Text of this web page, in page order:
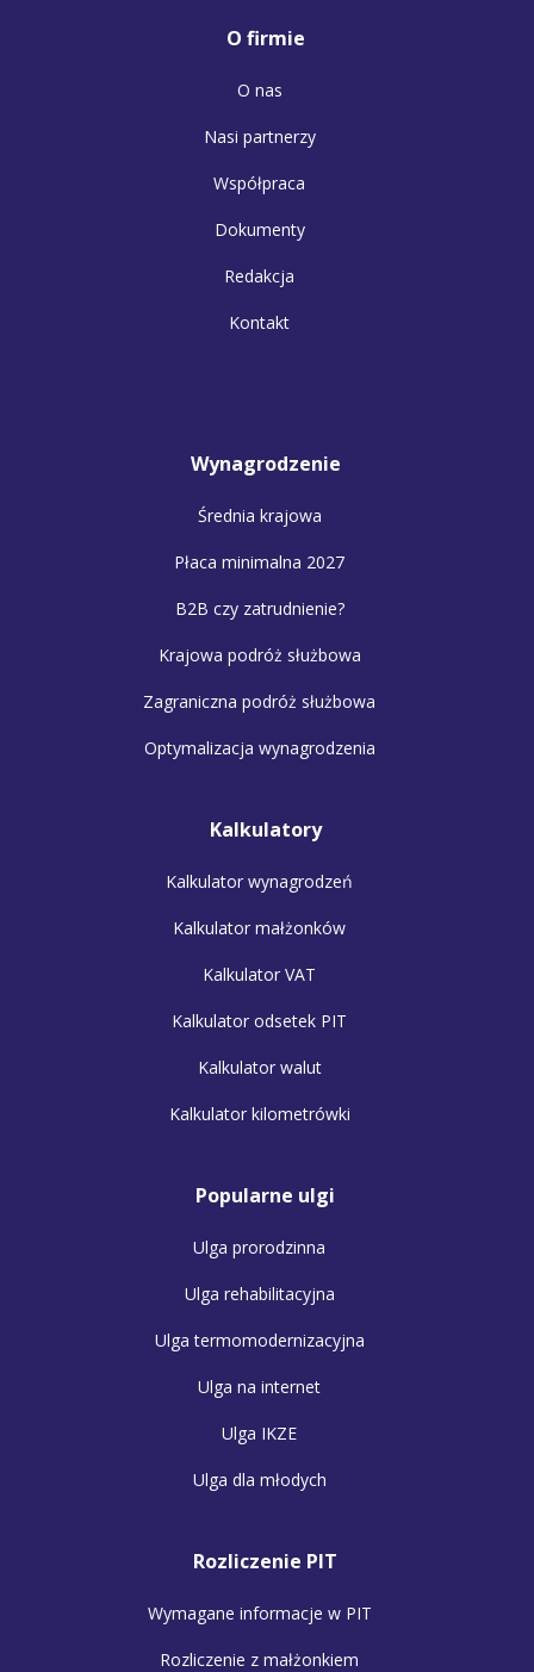
O firmie
O nas
Nasi partnerzy
Współpraca
Dokumenty
Redakcja
Kontakt
Wynagrodzenie
Średnia krajowa
Płaca minimalna 2027
B2B czy zatrudnienie?
Krajowa podróż służbowa
Zagraniczna podróż służbowa
Optymalizacja wynagrodzenia
Kalkulatory
Kalkulator wynagrodzeń
Kalkulator małżonków
Kalkulator VAT
Kalkulator odsetek PIT
Kalkulator walut
Kalkulator kilometrówki
Popularne ulgi
Ulga prorodzinna
Ulga rehabilitacyjna
Ulga termomodernizacyjna
Ulga na internet
Ulga IKZE
Ulga dla młodych
Rozliczenie PIT
Wymagane informacje w PIT
Rozliczenie z małżonkiem